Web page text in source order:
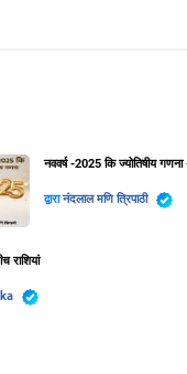
नववर्ष -2025 कि ज्योतिषीय गणना
द्वारानंदलाल मणि त्रिपाठी
राशियां